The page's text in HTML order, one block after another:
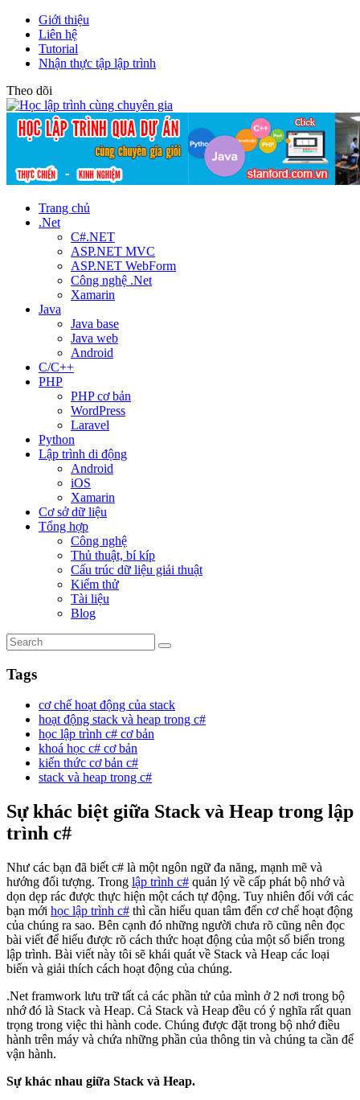
Giới thiệu
Liên hệ
Tutorial
Nhận thực tập lập trình
Theo dõi
Trang chủ
.Net
C#.NET
ASP.NET MVC
ASP.NET WebForm
Công nghệ .Net
Xamarin
Java
Java base
Java web
Android
C/C++
PHP
PHP cơ bản
WordPress
Laravel
Python
Lập trình di động
Android
iOS
Xamarin
Cơ sở dữ liệu
Tổng hợp
Công nghệ
Thủ thuật, bí kíp
Cấu trúc dữ liệu giải thuật
Kiểm thử
Tài liệu
Blog
Tags
cơ chế hoạt động của stack
hoạt động stack và heap trong c#
học lập trình c# cơ bản
khoá học c# cơ bản
kiến thức cơ bản c#
stack và heap trong c#
Sự khác biệt giữa Stack và Heap trong lập
trình c#
Như các bạn đã biết c# là một ngôn ngữ đa năng, mạnh mẽ và
hướng đối tượng. Trong lập trình c# quản lý về cấp phát bộ nhớ và
dọn dẹp rác được thực hiện một cách tự động. Tuy nhiên đối với các
bạn mới học lập trình c# thì cần hiểu quan tâm đến cơ chế hoạt động
của chúng ra sao. Bên cạnh đó những người chưa rõ cũng nên đọc
bài viết để hiểu được rõ cách thức hoạt động của một số biến trong
lập trình. Bài viết này tôi sẽ khái quát về Stack và Heap các loại
biến và giải thích cách hoạt động của chúng.
.Net framwork lưu trữ tất cả các phần tử của mình ở 2 nơi trong bộ
nhớ đó là Stack và Heap. Cả Stack và Heap đều có ý nghĩa rất quan
trọng trong việc thi hành code. Chúng được đặt trong bộ nhớ điều
hành trên máy và chứa những phần của thông tin và chúng ta cần để
vận hành.
Sự khác nhau giữa Stack và Heap.